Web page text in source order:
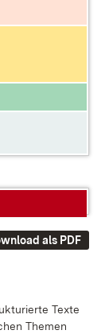
als PDF
Tex­te
The­men